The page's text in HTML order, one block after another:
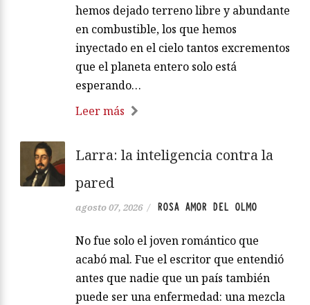
hemos dejado terreno libre y abundante
en combustible, los que hemos
inyectado en el cielo tantos excrementos
que el planeta entero solo está
esperando…
Leer más
Larra: la inteligencia contra la
pared
agosto 07, 2026 / ROSA AMOR DEL OLMO
No fue solo el joven romántico que
acabó mal. Fue el escritor que entendió
antes que nadie que un país también
puede ser una enfermedad: una mezcla